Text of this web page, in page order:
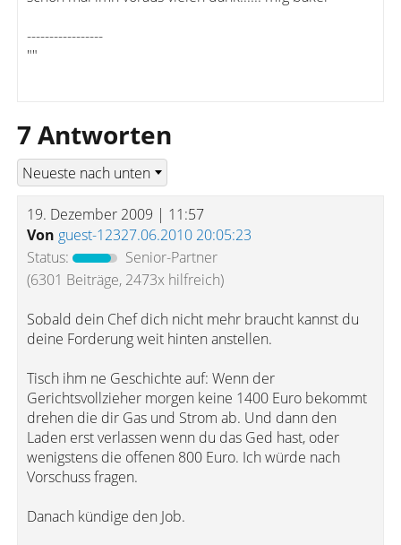
-----------------
""
7 Antworten
19. Dezember 2009 | 11:57
Von guest-12327.06.2010 20:05:23
Status:
Senior-Partner
(6301 Beiträge, 2473x hilfreich)
Sobald dein Chef dich nicht mehr braucht kannst du
deine Forderung weit hinten anstellen.
Tisch ihm ne Geschichte auf: Wenn der
Gerichtsvollzieher morgen keine 1400 Euro bekommt
drehen die dir Gas und Strom ab. Und dann den
Laden erst verlassen wenn du das Ged hast, oder
wenigstens die offenen 800 Euro. Ich würde nach
Vorschuss fragen.
Danach kündige den Job.